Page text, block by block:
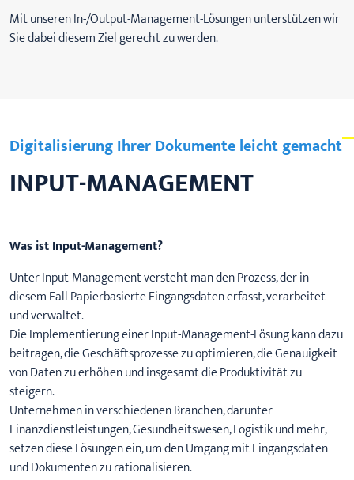
Mit unseren In-/Output-Management-Lösungen unterstützen wir
Sie dabei diesem Ziel gerecht zu werden.
Digitalisierung Ihrer Dokumente leicht gemacht
INPUT-MANAGEMENT
Was ist Input-Management?
Unter Input-Management versteht man den Prozess, der in
diesem Fall Papierbasierte Eingangsdaten erfasst, verarbeitet
und verwaltet.
Die Implementierung einer Input-Management-Lösung kann dazu
beitragen, die Geschäftsprozesse zu optimieren, die Genauigkeit
von Daten zu erhöhen und insgesamt die Produktivität zu
steigern.
Unternehmen in verschiedenen Branchen, darunter
Finanzdienstleistungen, Gesundheitswesen, Logistik und mehr,
setzen diese Lösungen ein, um den Umgang mit Eingangsdaten
und Dokumenten zu rationalisieren.